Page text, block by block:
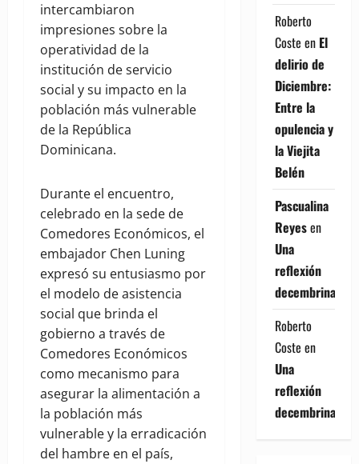
intercambiaron
impresiones sobre la
operatividad de la
institución de servicio
social y su impacto en la
población más vulnerable
de la República
Dominicana.
Durante el encuentro,
celebrado en la sede de
Comedores Económicos, el
embajador Chen Luning
expresó su entusiasmo por
el modelo de asistencia
social que brinda el
gobierno a través de
Comedores Económicos
como mecanismo para
asegurar la alimentación a
la población más
vulnerable y la erradicación
del hambre en el país,
Roberto
Coste en El
delirio de
Diciembre:
Entre la
opulencia y
la Viejita
Belén
Pascualina
Reyesen
Una
reflexión
decembrina
Roberto
Coste en
Una
reflexión
decembrina